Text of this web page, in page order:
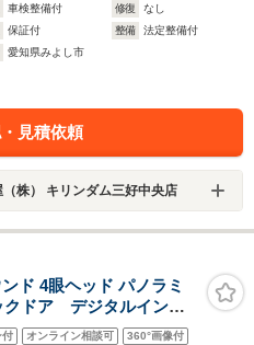
車検整備付 修復
なし
保証付 整備
法定整備付
愛知県みよし市
見積依頼
株） キリンダム三好中央店
4眼ヘッド パノラミ
ドア デジタルインナ
タセーフティセン
付 オンライン相談可 360°画像付